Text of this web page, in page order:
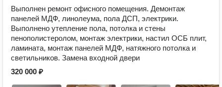
Выполнен ремонт офисного помещения. Демонтаж
панелей МДФ, линолеума, пола ДСП, электрики.
Выполнено утепление пола, потолка и стены
пенополистеролом, монтаж электрики, настил ОСБ плит,
ламината, монтаж панелей МДФ, натяжного потолка и
светильников. Замена входной двери
320 000 ₽